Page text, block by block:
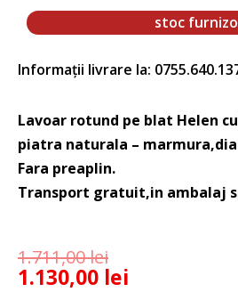
stoc
Informații livrare la:
Lavoar rotund pe blat Helen
piatra naturala –
Fara preaplin.
Transport gratuit,in ambalaj
1.711,00lei
1.130,00 lei